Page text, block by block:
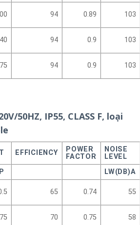
94 0.89 103
94 0.9 103
94 0.9 103
50HZ, IP55, CLASS F, loại
EFFICIENCY
POWER
FACTOR
NOISE
LEVEL
LW(DB)A
65 0.74 55
70 0.75 58